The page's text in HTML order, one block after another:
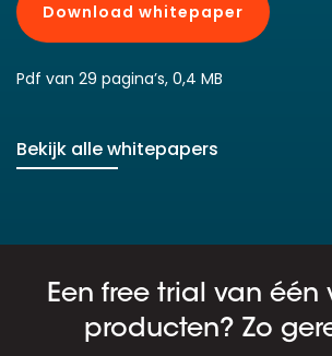
Download whitepaper
Pdf van 29 pagina’s, 0,4 MB
Bekijk alle whitepapers
Een free trial van één
producten? Zo